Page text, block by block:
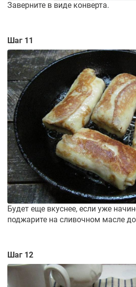
Заверните в виде конверта.
Шаг 11
Будет еще вкуснее, если уже
поджарите на сливочном масле
Шаг 12